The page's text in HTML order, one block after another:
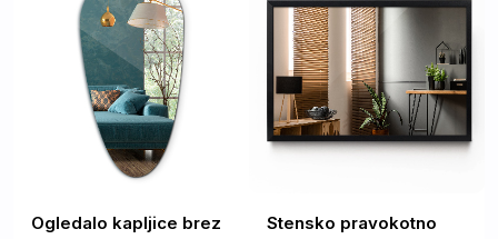
Ogledalo kapljice brez
Stensko pravokotno